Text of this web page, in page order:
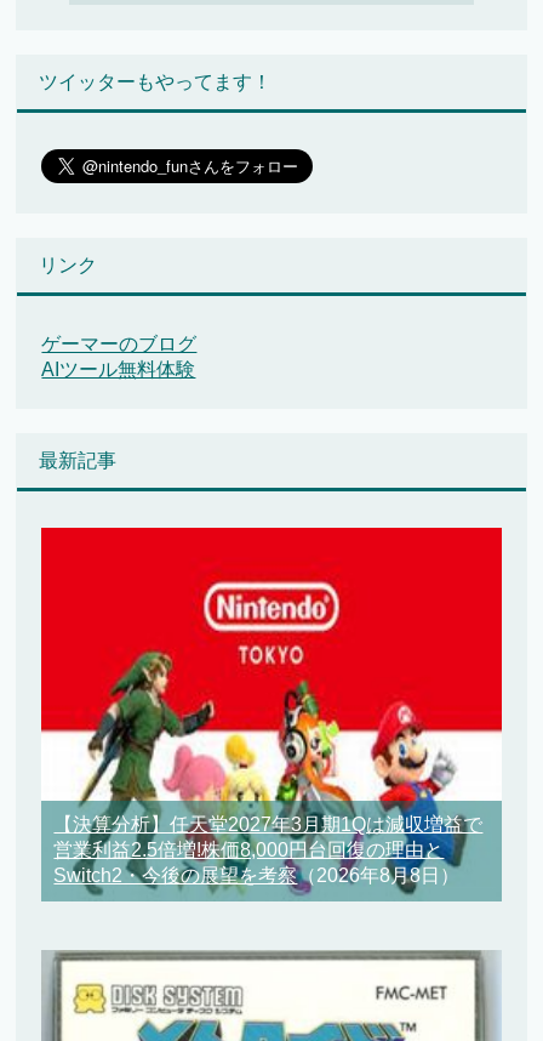
ツイッターもやってます！
リンク
ゲーマーのブログ
AIツール無料体験
最新記事
【決算分析】任天堂2027年3月期1Qは減収増益で
営業利益2.5倍増!株価8,000円台回復の理由と
Switch2・今後の展望を考察（2026年8月8日）